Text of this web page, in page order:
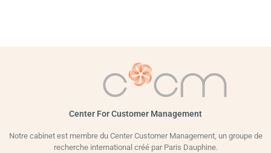
Center For Customer Management
Notre cabinet est membre du Center Customer Management, un groupe de
recherche international créé par Paris Dauphine.